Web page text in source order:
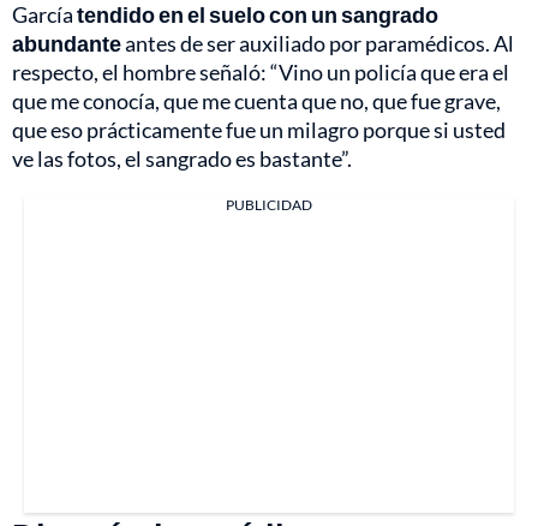
Garcíatendido en el suelo con un sangrado
abundanteantes de ser auxiliado por paramédicos. Al
respecto, el hombre señaló: “Vino un policía que era el
que me conocía, que me cuenta que no, que fue grave,
que eso prácticamente fue un milagro porque si usted
ve las fotos, el sangrado es bastante”.
PUBLICIDAD